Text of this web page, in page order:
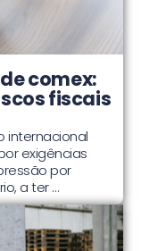
comex:
fiscais
internacional
exigências
por
a ter ...